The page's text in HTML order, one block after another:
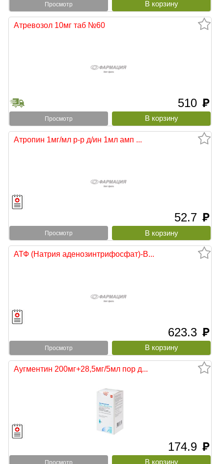
Просмотр
Атревозол 10мг таб №60
510 руб
Просмотр
Атропин 1мг/мл р-р д/ин 1мл амп ...
52.7 руб
Просмотр
АТФ (Натрия аденозинтрифосфат)-В...
623.3 руб
Просмотр
Аугментин 200мг+28,5мг/5мл пор д...
174.9 руб
Просмотр